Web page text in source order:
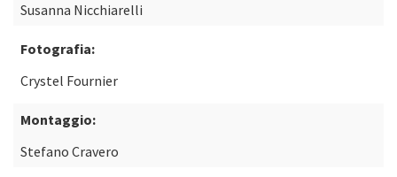
Susanna Nicchiarelli
Fotografia:
Crystel Fournier
Montaggio:
Stefano Cravero